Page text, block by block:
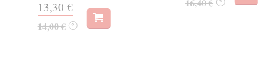
13,30 €
14,00 € ?
16,40 € ?